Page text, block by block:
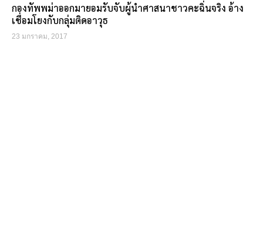
กองทัพพม่าออกมายอมรับจับผู้นำศาสนาชาวคะฉิ่นจริง อ้าง
เชื่อมโยงกับกลุ่มติดอาวุธ
23 มกราคม, 2017